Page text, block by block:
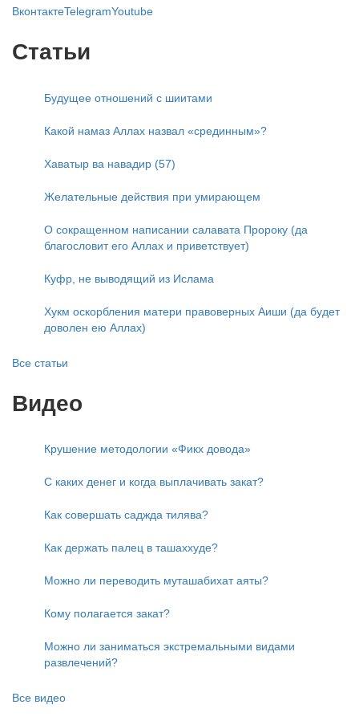
ВконтактеTelegramYoutube
Статьи
Будущее отношений с шиитами
Какой намаз Аллах назвал «срединным»?
Хаватыр ва навадир (57)
Желательные действия при умирающем
О сокращенном написании салавата Пророку (да
благословит его Аллах и приветствует)
Куфр, не выводящий из Ислама
Хукм оскорбления матери правоверных Аиши (да будет
доволен ею Аллах)
Все статьи
Видео
Крушение методологии «Фикх довода»
С каких денег и когда выплачивать закат?
Как совершать саджда тилява?
Как держать палец в ташаххуде?
Можно ли переводить муташабихат аяты?
Кому полагается закат?
Можно ли заниматься экстремальными видами
развлечений?
Все видео